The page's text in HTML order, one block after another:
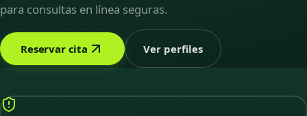
para consultas en línea seguras.
Reservar cita Ver perfiles